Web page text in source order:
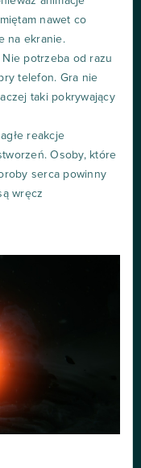
nawet co
na ekranie.
potrzeba od razu
telefon. Gra nie
taki pokrywający
reakcje
Osoby, które
serca powinny
wręcz